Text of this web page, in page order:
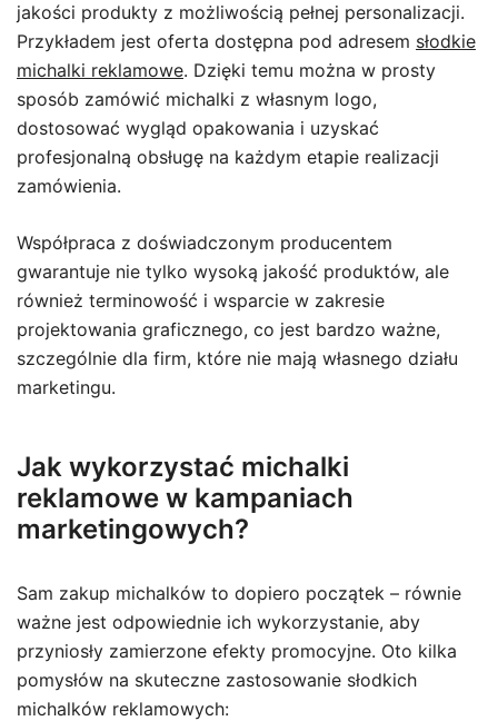
jakości produkty z możliwością pełnej personalizacji.
Przykładem jest oferta dostępna pod adresem słodkie
michalki reklamowe. Dzięki temu można w prosty
sposób zamówić michalki z własnym logo,
dostosować wygląd opakowania i uzyskać
profesjonalną obsługę na każdym etapie realizacji
zamówienia.
Współpraca z doświadczonym producentem
gwarantuje nie tylko wysoką jakość produktów, ale
również terminowość i wsparcie w zakresie
projektowania graficznego, co jest bardzo ważne,
szczególnie dla firm, które nie mają własnego działu
marketingu.
Jak wykorzystać michalki
reklamowe w kampaniach
marketingowych?
Sam zakup michalków to dopiero początek – równie
ważne jest odpowiednie ich wykorzystanie, aby
przyniosły zamierzone efekty promocyjne. Oto kilka
pomysłów na skuteczne zastosowanie słodkich
michalków reklamowych: